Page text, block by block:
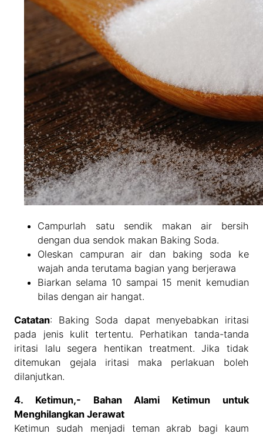
Campurlah satu sendik makan air bersih
dengan dua sendok makan Baking Soda.
Oleskan campuran air dan baking soda ke
wajah anda terutama bagian yang berjerawa
Biarkan selama 10 sampai 15 menit kemudian
bilas dengan air hangat.
Catatan: Baking Soda dapat menyebabkan iritasi
pada jenis kulit tertentu. Perhatikan tanda-tanda
iritasi lalu segera hentikan treatment. Jika tidak
ditemukan gejala iritasi maka perlakuan boleh
dilanjutkan.
4. Ketimun,- Bahan Alami Ketimun untuk
Menghilangkan Jerawat
Ketimun sudah menjadi teman akrab bagi kaum